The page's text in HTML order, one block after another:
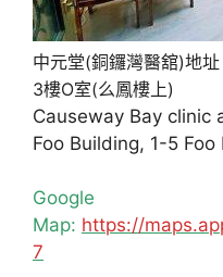
中元堂(銅鑼灣醫舘)地
3樓O室(么鳳樓上)
Causeway Bay clinic
Foo Building, 1-5
Google
Map: https://
7